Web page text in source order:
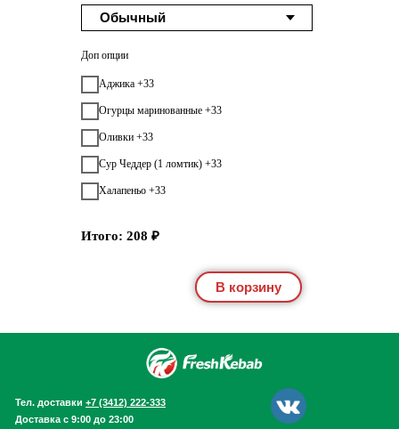
Доп опции
Аджика +33
Огурцы маринованные +33
Оливки +33
Сур Чеддер (1 ломтик) +33
Халапеньо +33
Итого: 208 ₽
В корзину
Тел. доставки +7 (3412) 222-333
Доставка с 9:00 до 23:00